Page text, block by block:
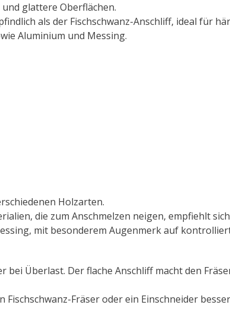
glattere Oberflächen.
als der Fischschwanz-Anschliff, ideal für
Aluminium und Messing.
Holzarten.
die zum Anschmelzen neigen, empfiehlt
mit besonderem Augenmerk auf
Überlast. Der flache Anschliff macht den
Fräser oder ein Einschneider